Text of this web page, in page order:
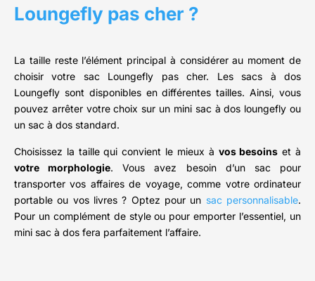
Loungefly pas cher ?
La taille reste l’élément principal à considérer au moment de
choisir votre sac Loungefly pas cher. Les sacs à dos
Loungefly sont disponibles en différentes tailles. Ainsi, vous
pouvez arrêter votre choix sur un mini sac à dos loungefly ou
un sac à dos standard.
Choisissez la taille qui convient le mieux à vos besoins et à
votre morphologie. Vous avez besoin d’un sac pour
transporter vos affaires de voyage, comme votre ordinateur
portable ou vos livres ? Optez pour un sac personnalisable.
Pour un complément de style ou pour emporter l’essentiel, un
mini sac à dos fera parfaitement l’affaire.